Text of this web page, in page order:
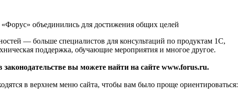
объединились для достижения общих целей
— больше специалистов для консультаций по продуктам 1С,
поддержка, обучающие мероприятия и многое другое.
вы можете найти на сайте www.forus.ru.
в верхнем меню сайта, чтобы вам было проще ориентироваться: